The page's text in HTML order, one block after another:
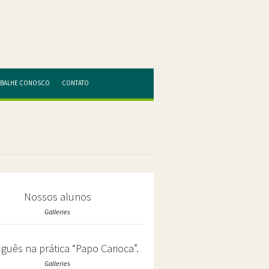
CONOSCO CONTATO
Nossos alunos
Galleries
na prática “Papo Carioca”.
Galleries